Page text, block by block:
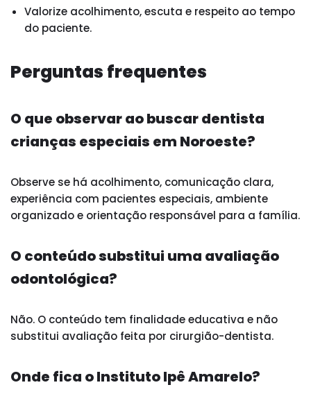
Valorize acolhimento, escuta e respeito ao tempo
do paciente.
Perguntas frequentes
O que observar ao buscar dentista
crianças especiais em Noroeste?
Observe se há acolhimento, comunicação clara,
experiência com pacientes especiais, ambiente
organizado e orientação responsável para a família.
O conteúdo substitui uma avaliação
odontológica?
Não. O conteúdo tem finalidade educativa e não
substitui avaliação feita por cirurgião-dentista.
Onde fica o Instituto Ipê Amarelo?